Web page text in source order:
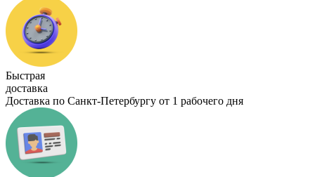
Быстрая
доставка
Доставка по Санкт-Петербургу от 1 рабочего дня